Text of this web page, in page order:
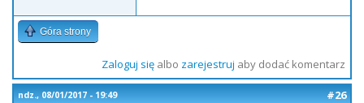
Góra strony
Zaloguj sięalbo zarejestruj aby dodać komentarz
ndz., 08/01/2017 - 19:49
#26